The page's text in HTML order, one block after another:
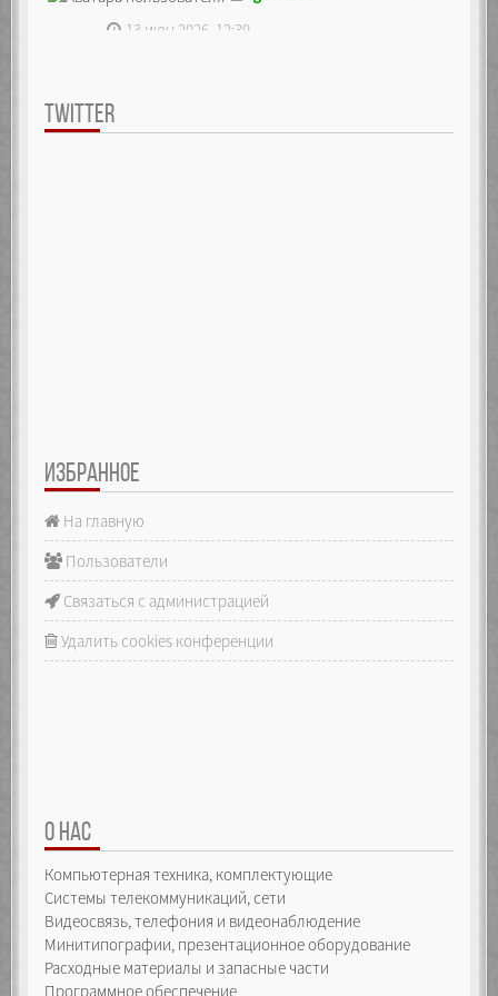
13 июн 2026, 12:39
TWITTER
ИЗБРАННОЕ
На главную
Пользователи
Связаться с администрацией
Удалить cookies конференции
О НАС
Компьютерная техника, комплектующие
Системы телекоммуникаций, сети
Видеосвязь, телефония и видеонаблюдение
Минитипографии, презентационное оборудование
Расходные материалы и запасные части
Программное обеспечение